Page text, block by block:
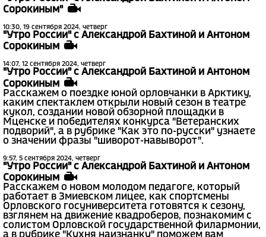
Сорокиным"
10:30, 19 сентября 2024, четверг
"Утро России" с Александрой Бахтиной и Антоном
Сорокиным
14:07, 12 сентября 2024, четверг
"Утро России" с Александрой Бахтиной и Антоном
Сорокиным
Расскажем о поездке юной орловчанки в Арктику,
каким спектаклем открыли новый сезон в театре
кукол, создании новой обзорной площадки в
Мценске и победителях конкурса "Ветеранских
подворий", а в рубрике "Как это по-русски" узнаете
о значении фразы "шиворот-навыворот".
9:57, 5 сентября 2024, четверг
"Утро России" с Александрой Бахтиной и Антоном
Сорокиным
Расскажем о новом молодом педагоге, который
работает в Змиевском лицее, как спортсмены
Орловского госуниверситета готовятся к сезону,
взглянем на движение квадроберов, познакомим с
солистом Орловской государственной филармонии,
а в рубрике "Кухня наизнанку" поможем вам